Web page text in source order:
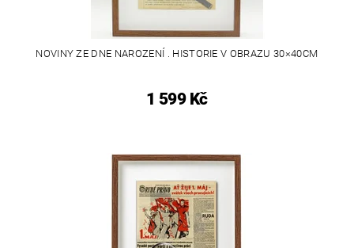
NOVINY ZE DNE NAROZENÍ . HISTORIE V OBRAZU 30×40CM
1 599 Kč